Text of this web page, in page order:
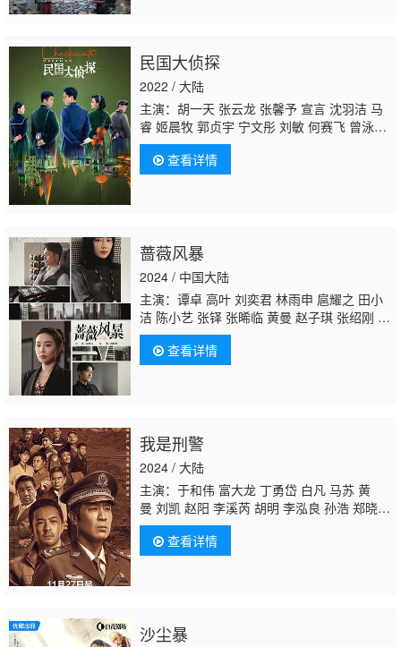
民国大侦探
2022 / 大陆
主演：胡一天 张云龙 张馨予 宣言 沈羽洁 马
睿 姬晨牧 郭贞宇 宁文彤 刘敏 何赛飞 曾泳
醍 张会中 张帆 张翔 何涌生 王同辉 侯长荣 秦
雪 孙岩 方晓莉 林鹏
星 于俭 于小磊 杨萍 杜和倩 乔骏达 刘美人 凯
若麟 李昂 康晞娅 王妍苏 陈旭 丁柳雁 陈冠
宏 杨春瑞 王泊文 李明源 王水林 王尧 卢彭 宋
嘉心 刘啸雨 傅天骄 鞠可儿 张
查看详情
蔷薇风暴
2024 / 中国大陆
主演：谭卓 高叶 刘奕君 林雨申 扈耀之 田小
洁 陈小艺 张铎 张晞临 黄曼 赵子琪 张绍刚 李
洪涛 杨新鸣 朱茵 颜世魁 萨日娜 李强 周放 徐
洁儿 屠芷莹 孙浩
查看详情
我是刑警
2024 / 大陆
主演：于和伟 富大龙 丁勇岱 白凡 马苏 黄
曼 刘凯 赵阳 李溪芮 胡明 李泓良 孙浩 郑晓
宁 颜世魁 冯国强 杜功海 李宝安 周波 邵兵 李
泰 王玉宁 武笑羽 曹卫宇 赵岩松 安冬 要武 曹
骏 朱辉 高海鹏 刘恩尚 石文中 刘泊霄 白威 于
伟 刘洁 薛淑洁 薛淑杰
查看详情
沙尘暴